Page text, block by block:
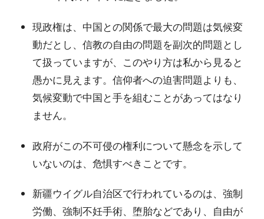
現政権は、中国との関係で最大の問題は気候変
動だとし、信教の自由の問題を副次的問題とし
て扱っていますが、このやり方は私から見ると
愚かに見えます。信仰者への迫害問題よりも、
気候変動で中国と手を組むことがあってはなり
ません。
政府がこの不可侵の権利について懸念を示して
いないのは、危惧すべきことです。
新疆ウイグル自治区で行われているのは、強制
労働、強制不妊手術、堕胎などであり、自由が